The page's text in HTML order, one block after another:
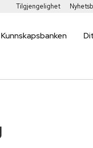
Tilgjengelighet
Kunnskapsbanken